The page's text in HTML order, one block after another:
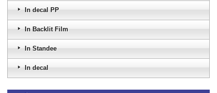
In decal PP
In Backlit Film
In Standee
In decal